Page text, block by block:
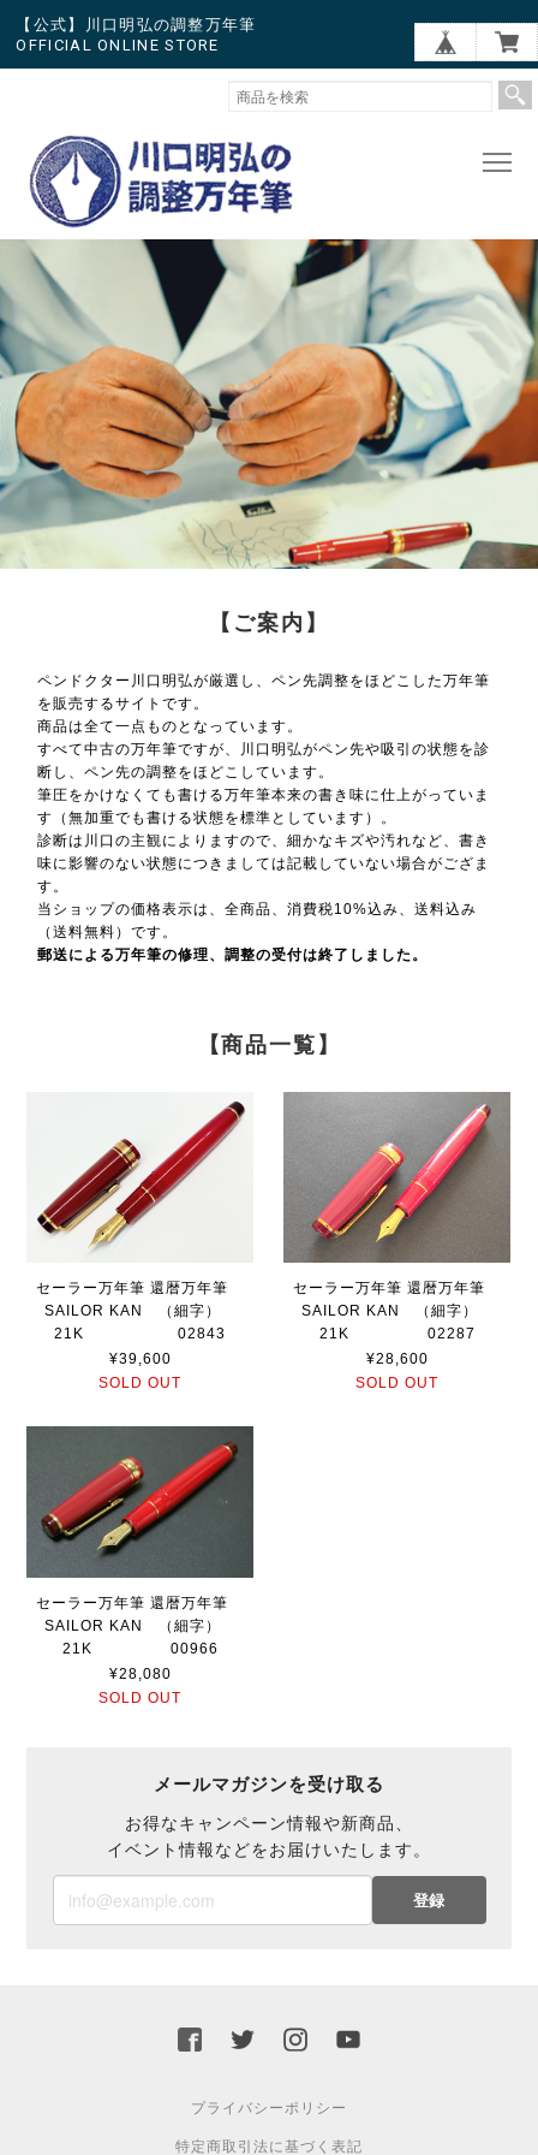
【公式】川口明弘の調整万年筆
OFFICIAL ONLINE STORE
【ご案内】
ペンドクター川口明弘が厳選し、ペン先調整をほどこした万年筆
を販売するサイトです。
商品は全て一点ものとなっています。
すべて中古の万年筆ですが、川口明弘がペン先や吸引の状態を診
断し、ペン先の調整をほどこしています。
筆圧をかけなくても書ける万年筆本来の書き味に仕上がっていま
す（無加重でも書ける状態を標準としています）。
診断は川口の主観によりますので、細かなキズや汚れなど、書き
味に影響のない状態につきましては記載していない場合がござま
す。
当ショップの価格表示は、全商品、消費税10%込み、送料込み
（送料無料）です。
郵送による万年筆の修理、調整の受付は終了しました。
【商品一覧】
セーラー万年筆 還暦万年筆
SAILOR KAN （細字）
21K 02843
¥39,600
SOLD OUT
セーラー万年筆 還暦万年筆
SAILOR KAN （細字）
21K 02287
¥28,600
SOLD OUT
セーラー万年筆 還暦万年筆
SAILOR KAN （細字）
21K 00966
¥28,080
SOLD OUT
メールマガジンを受け取る
お得なキャンペーン情報や新商品、
イベント情報などをお届けいたします。
登録
プライバシーポリシー
特定商取引法に基づく表記